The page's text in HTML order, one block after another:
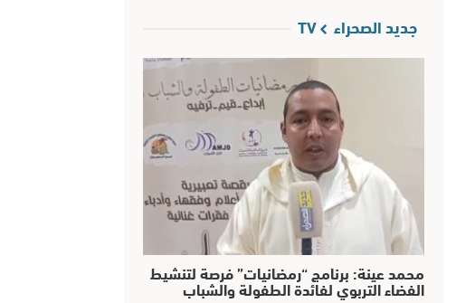
جديد الصحراء TV
محمد عينة: برنامج “رمضانيات” فرصة لتنشيط
الفضاء التربوي لفائدة الطفولة والشباب